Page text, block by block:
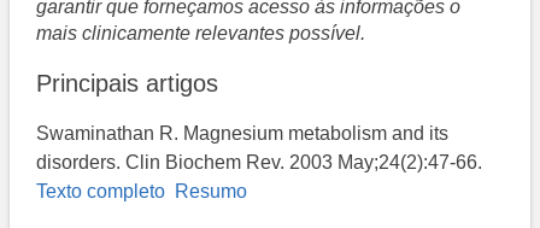
garantir que forneçamos acesso às informações o
mais clinicamente relevantes possível.
Principais artigos
Swaminathan R. Magnesium metabolism and its
disorders. Clin Biochem Rev. 2003 May;24(2):47-66.
Texto completo Resumo